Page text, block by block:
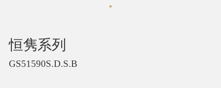
恒隽系列
GS51590S.D.S.B